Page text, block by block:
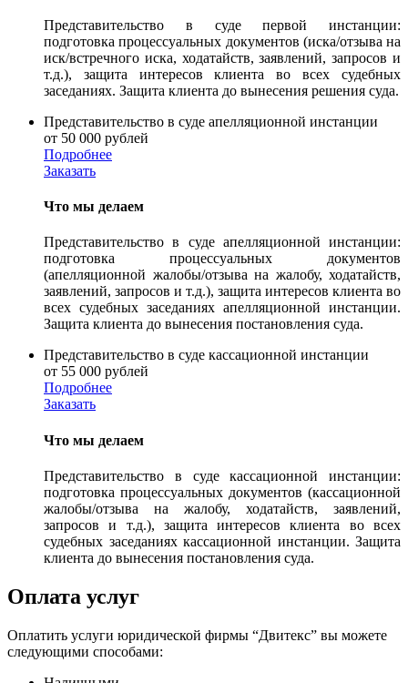
Представительство в суде первой инстанции:
подготовка процессуальных документов (иска/отзыва на
иск/встречного иска, ходатайств, заявлений, запросов и
т.д.), защита интересов клиента во всех судебных
заседаниях. Защита клиента до вынесения решения суда.
Представительство в суде апелляционной инстанции
от 50 000 рублей
Подробнее
Заказать
Что мы делаем
Представительство в суде апелляционной инстанции:
подготовка процессуальных документов
(апелляционной жалобы/отзыва на жалобу, ходатайств,
заявлений, запросов и т.д.), защита интересов клиента во
всех судебных заседаниях апелляционной инстанции.
Защита клиента до вынесения постановления суда.
Представительство в суде кассационной инстанции
от 55 000 рублей
Подробнее
Заказать
Что мы делаем
Представительство в суде кассационной инстанции:
подготовка процессуальных документов (кассационной
жалобы/отзыва на жалобу, ходатайств, заявлений,
запросов и т.д.), защита интересов клиента во всех
судебных заседаниях кассационной инстанции. Защита
клиента до вынесения постановления суда.
Оплата услуг
Оплатить услуги юридической фирмы “Двитекс” вы можете
следующими способами: